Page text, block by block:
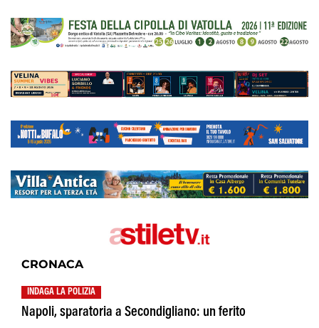
CRONACA
INDAGA LA POLIZIA
Napoli, sparatoria a Secondigliano: un ferito